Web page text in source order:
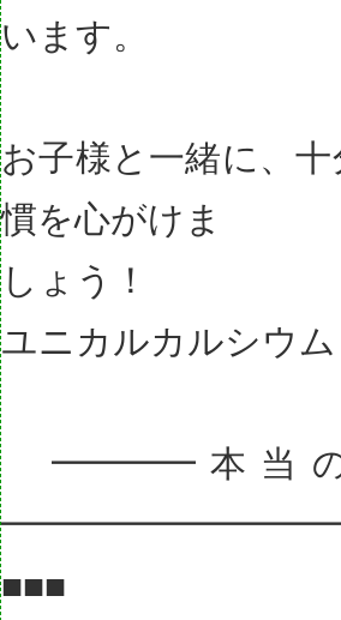
います。
お子様と一緒に、
慣を心がけま
しょう！
ユニカルカルシウ
━━━━本当の
■■■